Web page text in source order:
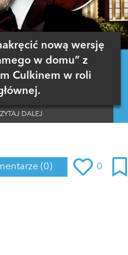
nową wersję
w domu” z
Culkinem w roli
DALEJ
(0) 0